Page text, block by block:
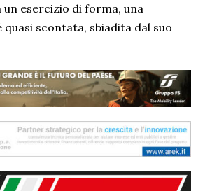
esercizio di forma, una
scontata, sbiadita dal suo